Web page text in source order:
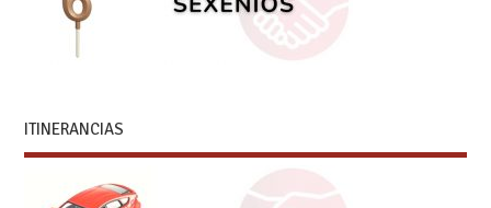
ITINERANCIAS